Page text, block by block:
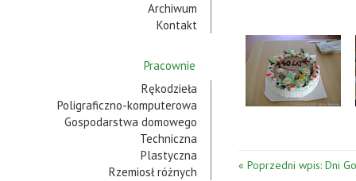
Archiwum
Kontakt
Pracownie
Rękodzieła
Poligraficzno-komputerowa
Gospodarstwa domowego
Techniczna
Plastyczna
Rzemiosł różnych
« Poprzedni wpis: Dni